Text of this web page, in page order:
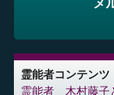
メ
霊能者コンテンツ
霊能者 木村藤子